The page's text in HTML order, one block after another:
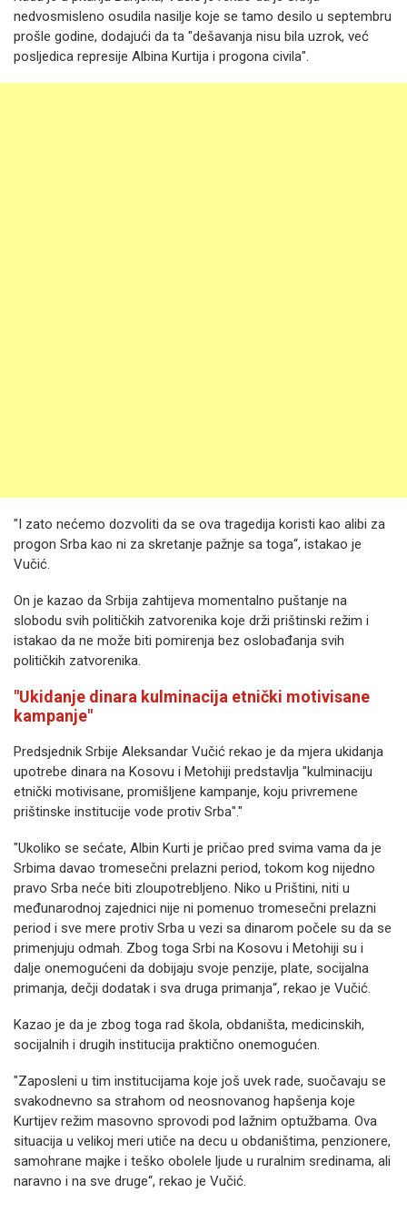
nedvosmisleno osudila nasilje koje se tamo desilo u septembru
prošle godine, dodajući da ta "dešavanja nisu bila uzrok, već
posljedica represije Albina Kurtija i progona civila".
"I zato nećemo dozvoliti da se ova tragedija koristi kao alibi za
progon Srba kao ni za skretanje pažnje sa toga“, istakao je
Vučić.
On je kazao da Srbija zahtijeva momentalno puštanje na
slobodu svih političkih zatvorenika koje drži prištinski režim i
istakao da ne može biti pomirenja bez oslobađanja svih
političkih zatvorenika.
"Ukidanje dinara kulminacija etnički motivisane
kampanje"
Predsjednik Srbije Aleksandar Vučić rekao je da mjera ukidanja
upotrebe dinara na Kosovu i Metohiji predstavlja "kulminaciju
etnički motivisane, promišljene kampanje, koju privremene
prištinske institucije vode protiv Srba"."
"Ukoliko se sećate, Albin Kurti je pričao pred svima vama da je
Srbima davao tromesečni prelazni period, tokom kog nijedno
pravo Srba neće biti zloupotrebljeno. Niko u Prištini, niti u
međunarodnoj zajednici nije ni pomenuo tromesečni prelazni
period i sve mere protiv Srba u vezi sa dinarom počele su da se
primenjuju odmah. Zbog toga Srbi na Kosovu i Metohiji su i
dalje onemogućeni da dobijaju svoje penzije, plate, socijalna
primanja, dečji dodatak i sva druga primanja“, rekao je Vučić.
Kazao je da je zbog toga rad škola, obdaništa, medicinskih,
socijalnih i drugih institucija praktično onemogućen.
"Zaposleni u tim institucijama koje još uvek rade, suočavaju se
svakodnevno sa strahom od neosnovanog hapšenja koje
Kurtijev režim masovno sprovodi pod lažnim optužbama. Ova
situacija u velikoj meri utiče na decu u obdaništima, penzionere,
samohrane majke i teško obolele ljude u ruralnim sredinama, ali
naravno i na sve druge“, rekao je Vučić.